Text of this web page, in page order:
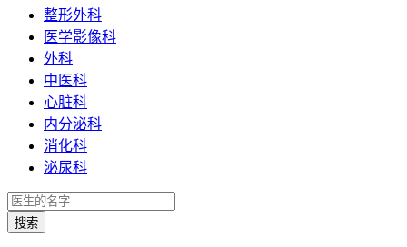
整形外科
医学影像科
外科
中医科
心脏科
内分泌科
消化科
泌尿科